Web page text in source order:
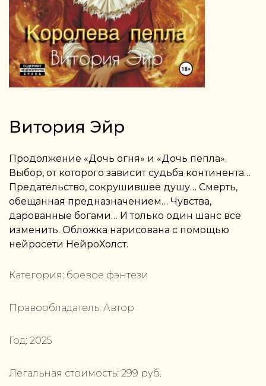
Витория Эйр
Продолжение «Дочь огня» и «Дочь пепла».
Выбор, от которого зависит судьба континента…
Предательство, сокрушившее душу… Смерть,
обещанная предназначением… Чувства,
дарованные богами… И только один шанс всё
изменить. Обложка нарисована с помощью
нейросети НейроХолст.
Категория: боевое фэнтези
Правообладатель: Автор
Год: 2025
Легальная стоимость: 299 руб.